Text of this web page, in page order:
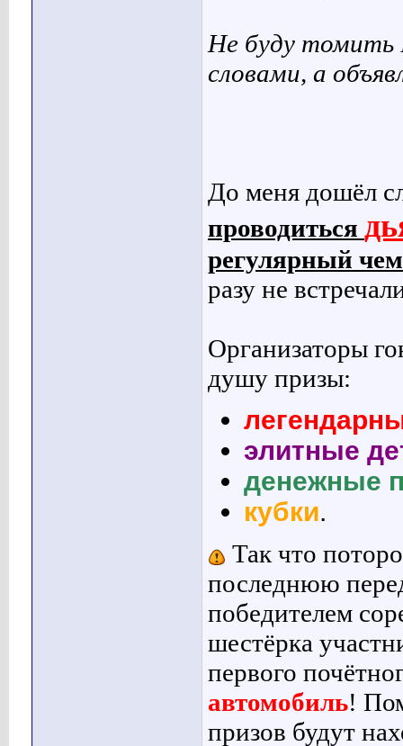
Не буду томить
словами, а
До меня дошёл
проводиться
регулярный
разу не
Организаторы
душу призы:
элитные
денежные
кубки.
Так что
последнюю
победителем
шестёрка
первого
автомобиль!
призов будут